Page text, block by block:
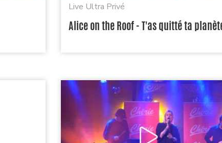
Live Ultra Privé
Alice on the Roof - T'as quitté ta